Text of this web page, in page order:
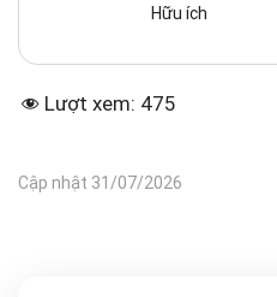
Hữu ích
Lượt xem: 475
Cập nhật 31/07/2026